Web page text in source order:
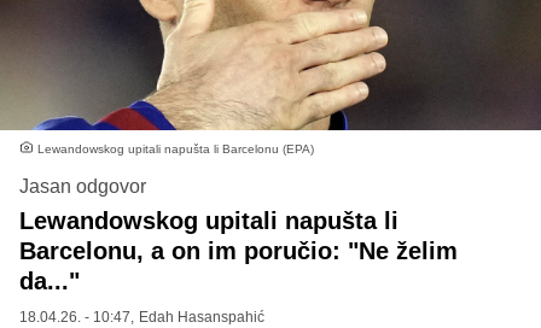
Lewandowskog upitali napušta li Barcelonu (EPA)
Jasan odgovor
Lewandowskog upitali napušta li
Barcelonu, a on im poručio: "Ne želim
da..."
18.04.26. - 10:47, Edah Hasanspahić